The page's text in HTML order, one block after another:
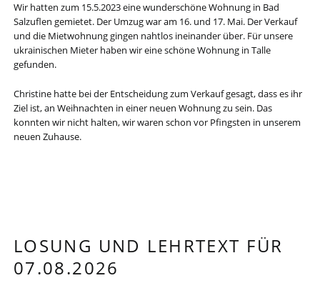
Wir hatten zum 15.5.2023 eine wunderschöne Wohnung in Bad
Salzuflen gemietet. Der Umzug war am 16. und 17. Mai. Der Verkauf
und die Mietwohnung gingen nahtlos ineinander über. Für unsere
ukrainischen Mieter haben wir eine schöne Wohnung in Talle
gefunden.
Christine hatte bei der Entscheidung zum Verkauf gesagt, dass es ihr
Ziel ist, an Weihnachten in einer neuen Wohnung zu sein. Das
konnten wir nicht halten, wir waren schon vor Pfingsten in unserem
neuen Zuhause.
LOSUNG UND LEHRTEXT FÜR
07.08.2026